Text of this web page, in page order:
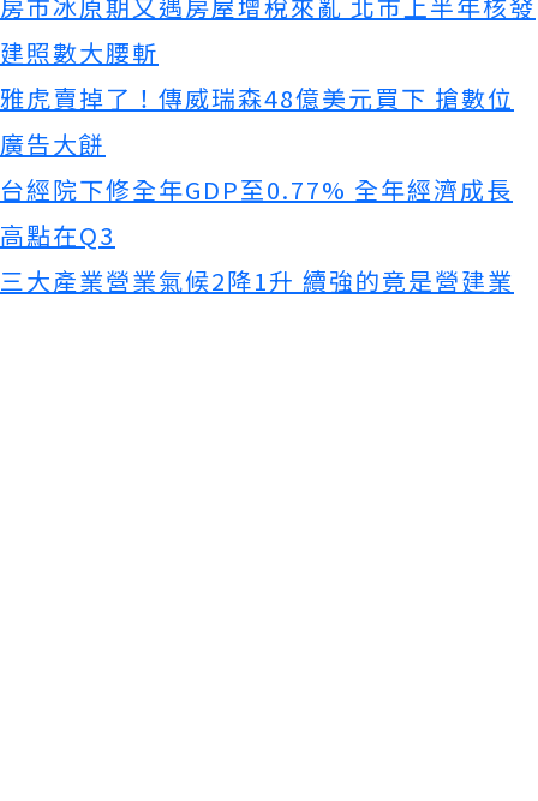
建照數大腰斬
雅虎賣掉了！傳威瑞森48億美元買下 搶數位
廣告大餅
台經院下修全年GDP至0.77% 全年經濟成長
高點在Q3
三大產業營業氣候2降1升 續強的竟是營建業